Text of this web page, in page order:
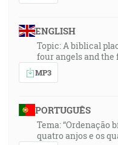
ENGLISH
Topic: A biblical
four angels and the
MP3
PORTUGUÊS
Tema: “Ordenação
quatro anjos e os